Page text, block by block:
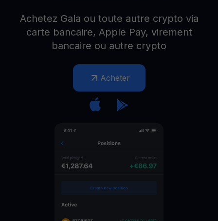
Achetez Gala ou toute autre crypto via
carte bancaire, Apple Pay, virement
bancaire ou autre crypto
Acheter